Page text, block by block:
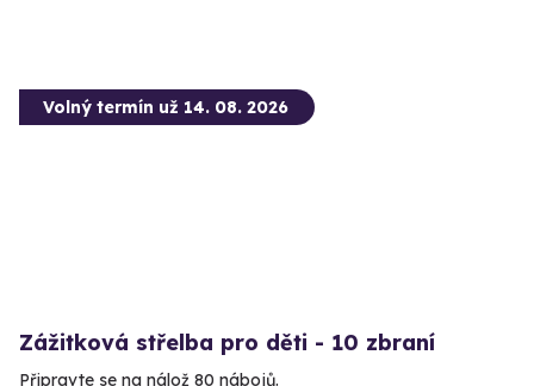
Volný termín už 14. 08. 2026
Zážitková střelba pro děti - 10 zbraní
Připravte se na nálož 80 nábojů.